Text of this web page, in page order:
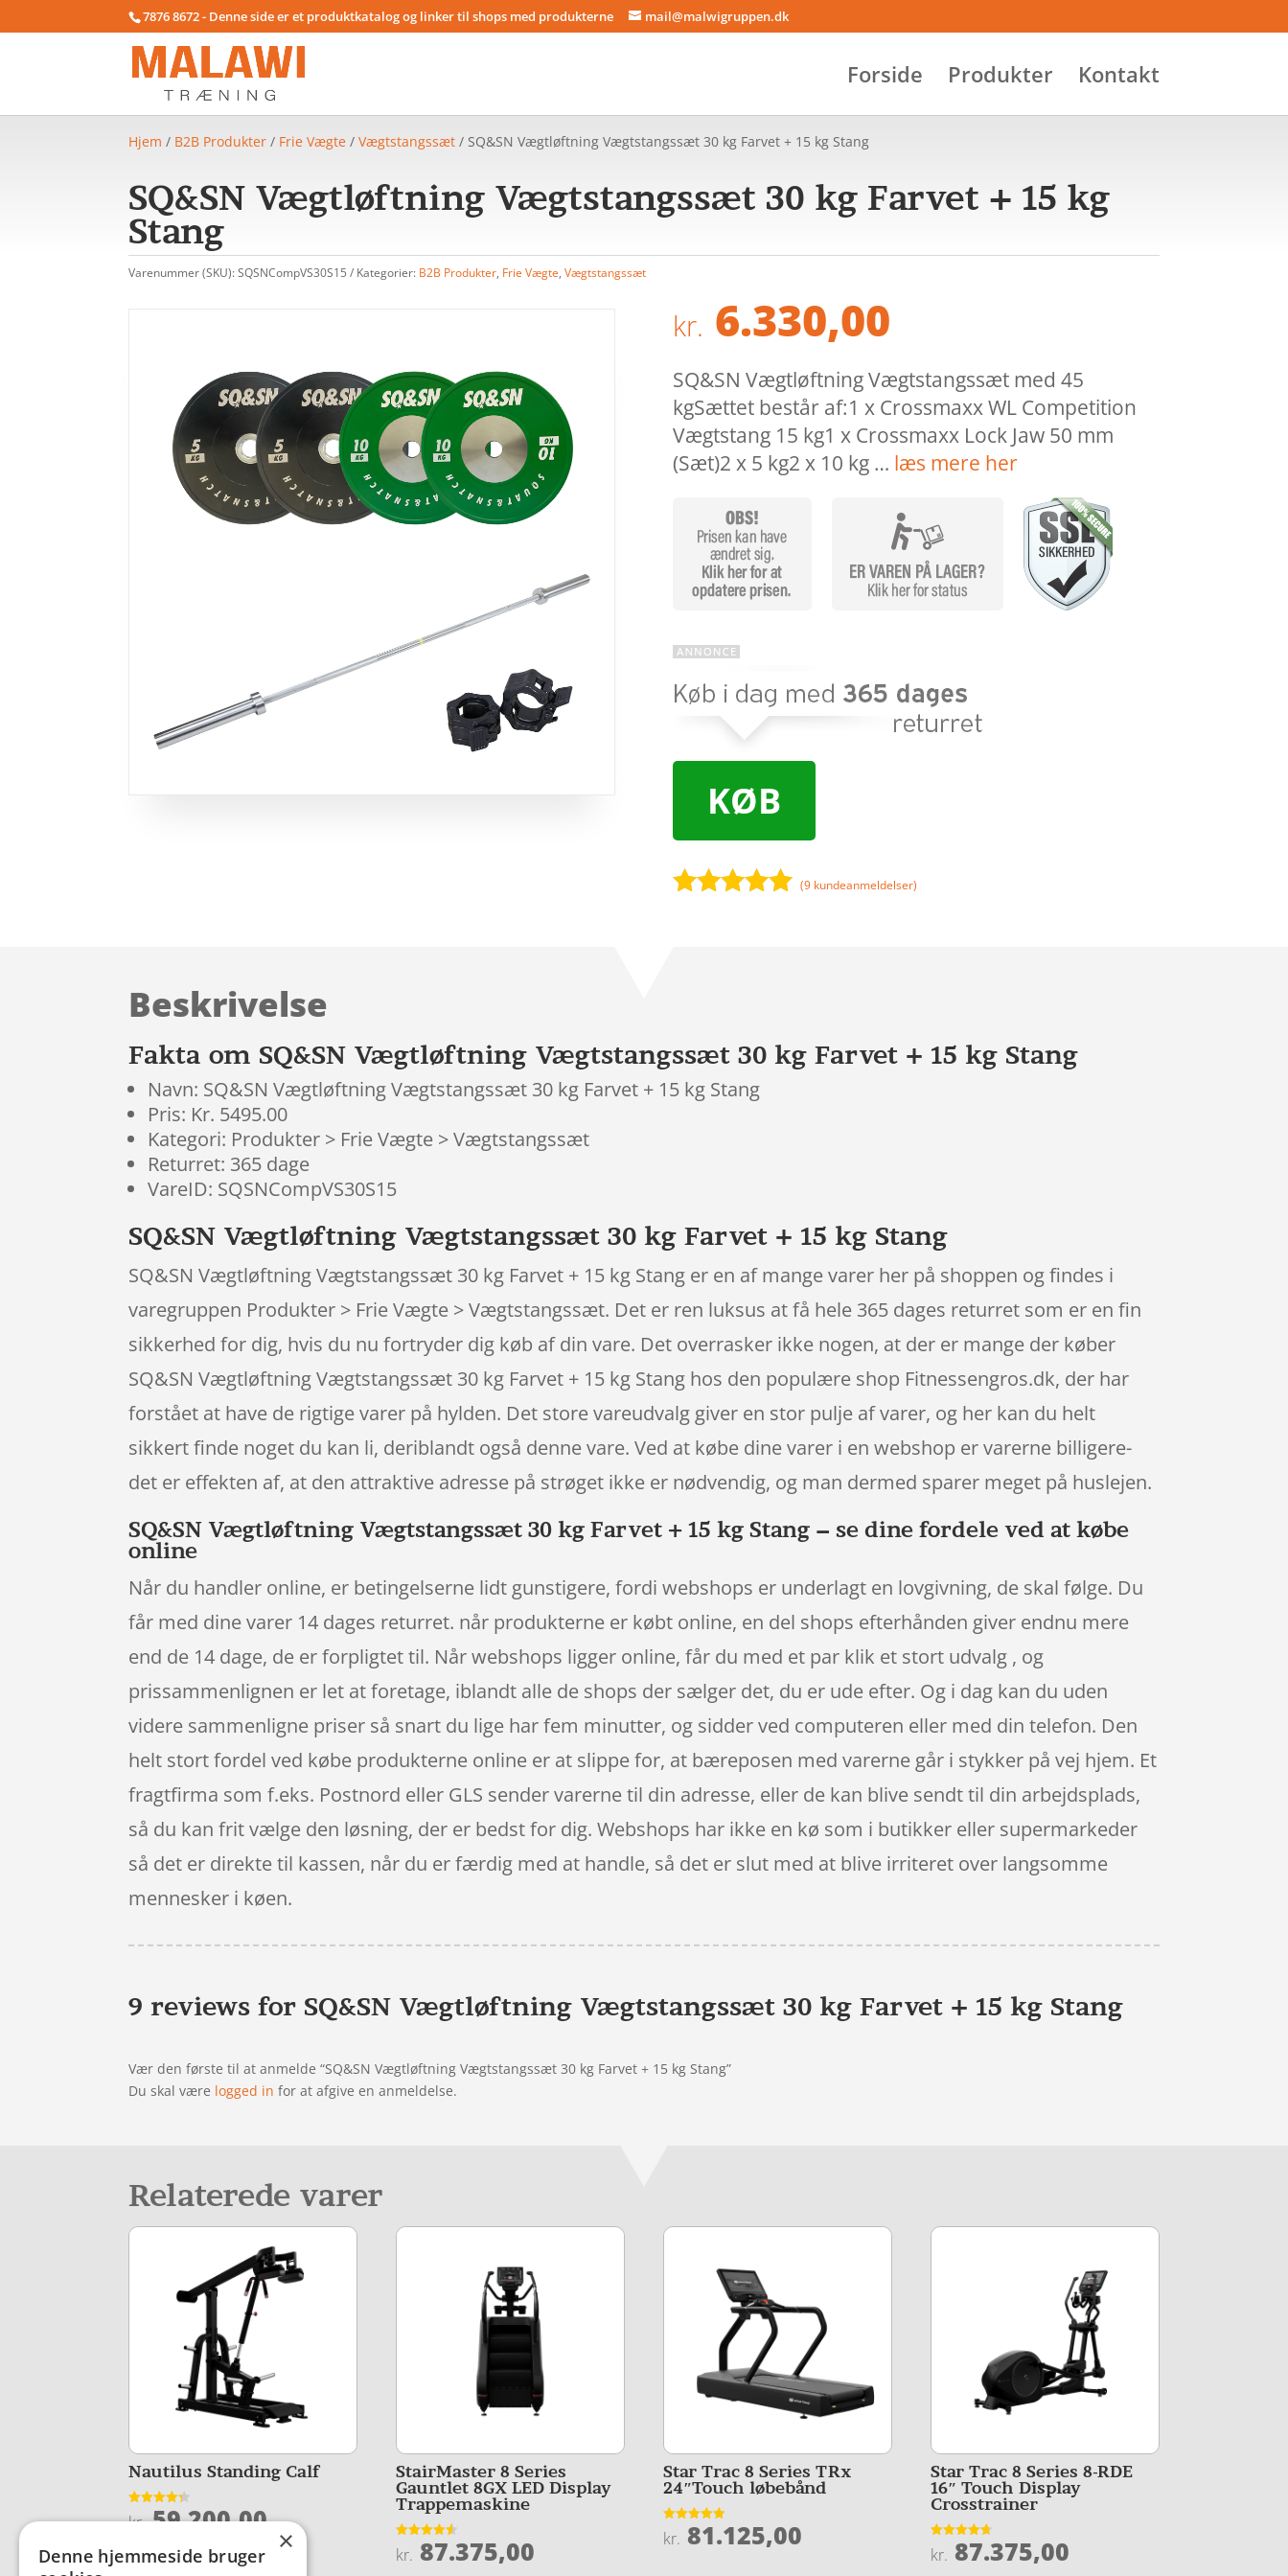
7876 8672 - Denne side er et produktkatalog og linker til shops med produkterne mail@malwigruppen.dk
Forside Produkter Kontakt
Hjem / B2B Produkter / Frie Vægte /Vægtstangssæt / SQ&SN Vægtløftning Vægtstangssæt 30 kg Farvet + 15 kg Stang
SQ&SN Vægtløftning Vægtstangssæt 30 kg Farvet + 15 kg
Stang
Varenummer (SKU):SQSNCompVS30S15 Kategorier: B2B Produkter, Frie Vægte,Vægtstangssæt
kr. 6.330,00
SQ&SN Vægtløftning Vægtstangssæt med 45
kgSættet består af:1 x Crossmaxx WL Competition
Vægtstang 15 kg1 x Crossmaxx Lock Jaw 50 mm
(Sæt)2 x 5 kg2 x 10 kg … læs mere her
KØB
(9 kundeanmeldelser)
Beskrivelse
Fakta om SQ&SN Vægtløftning Vægtstangssæt 30 kg Farvet + 15 kg Stang
Navn: SQ&SN Vægtløftning Vægtstangssæt 30 kg Farvet + 15 kg Stang
Pris: Kr. 5495.00
Kategori: Produkter > Frie Vægte > Vægtstangssæt
Returret: 365 dage
VareID: SQSNCompVS30S15
SQ&SN Vægtløftning Vægtstangssæt 30 kg Farvet + 15 kg Stang
SQ&SN Vægtløftning Vægtstangssæt 30 kg Farvet + 15 kg Stang er en af mange varer her på shoppen og findes i
varegruppen Produkter > Frie Vægte > Vægtstangssæt. Det er ren luksus at få hele 365 dages returret som er en fin
sikkerhed for dig, hvis du nu fortryder dig køb af din vare. Det overrasker ikke nogen, at der er mange der køber
SQ&SN Vægtløftning Vægtstangssæt 30 kg Farvet + 15 kg Stang hos den populære shop Fitnessengros.dk, der har
forstået at have de rigtige varer på hylden. Det store vareudvalg giver en stor pulje af varer, og her kan du helt
sikkert finde noget du kan li, deriblandt også denne vare. Ved at købe dine varer i en webshop er varerne billigere-
det er effekten af, at den attraktive adresse på strøget ikke er nødvendig, og man dermed sparer meget på huslejen.
SQ&SN Vægtløftning Vægtstangssæt 30 kg Farvet + 15 kg Stang – se dine fordele ved at købe
online
Når du handler online, er betingelserne lidt gunstigere, fordi webshops er underlagt en lovgivning, de skal følge. Du
får med dine varer 14 dages returret. når produkterne er købt online, en del shops efterhånden giver endnu mere
end de 14 dage, de er forpligtet til. Når webshops ligger online, får du med et par klik et stort udvalg , og
prissammenlignen er let at foretage, iblandt alle de shops der sælger det, du er ude efter. Og i dag kan du uden
videre sammenligne priser så snart du lige har fem minutter, og sidder ved computeren eller med din telefon. Den
helt stort fordel ved købe produkterne online er at slippe for, at bæreposen med varerne går i stykker på vej hjem. Et
fragtfirma som f.eks. Postnord eller GLS sender varerne til din adresse, eller de kan blive sendt til din arbejdsplads,
så du kan frit vælge den løsning, der er bedst for dig. Webshops har ikke en kø som i butikker eller supermarkeder
så det er direkte til kassen, når du er færdig med at handle, så det er slut med at blive irriteret over langsomme
mennesker i køen.
9 reviews for SQ&SN Vægtløftning Vægtstangssæt 30 kg Farvet + 15 kg Stang
Vær den første til at anmelde “SQ&SN Vægtløftning Vægtstangssæt 30 kg Farvet + 15 kg Stang”
Du skal være logged in for at afgive en anmeldelse.
Relaterede varer
Nautilus Standing Calf
Vurderet
kr.59.200,00
StairMaster 8 Series
Gauntlet 8GX LED Display
Trappemaskine
Vurderet
4.5
kr. 87.375,00
Star Trac 8 Series TRx
24″Touch løbebånd
Vurderet
4.9
kr. 81.125,00
Star Trac 8 Series 8-RDE
16″ Touch Display
Crosstrainer
Vurderet
4.7
kr. 87.375,00
×
Denne hjemmeside bruger